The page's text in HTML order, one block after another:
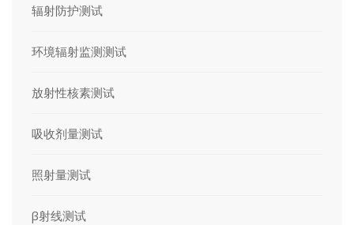
辐射防护测试
环境辐射监测测试
放射性核素测试
吸收剂量测试
照射量测试
β射线测试